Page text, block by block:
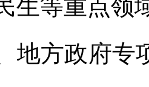
生等重点领
地方政府专